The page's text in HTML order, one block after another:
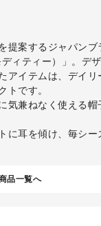
提案するジャパンブ
ィティー）」。デ
アイテムは、デイリ
トです。
気兼ねなく使える帽
に耳を傾け、毎シー
品一覧へ